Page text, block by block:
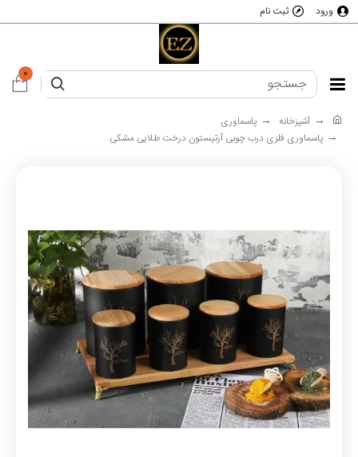
ورود ثبت نام
0
آشپزخانه
پاسماوری
پاسماوری فلزی درب چوبی آرتیستون درخت طلایی مشکی